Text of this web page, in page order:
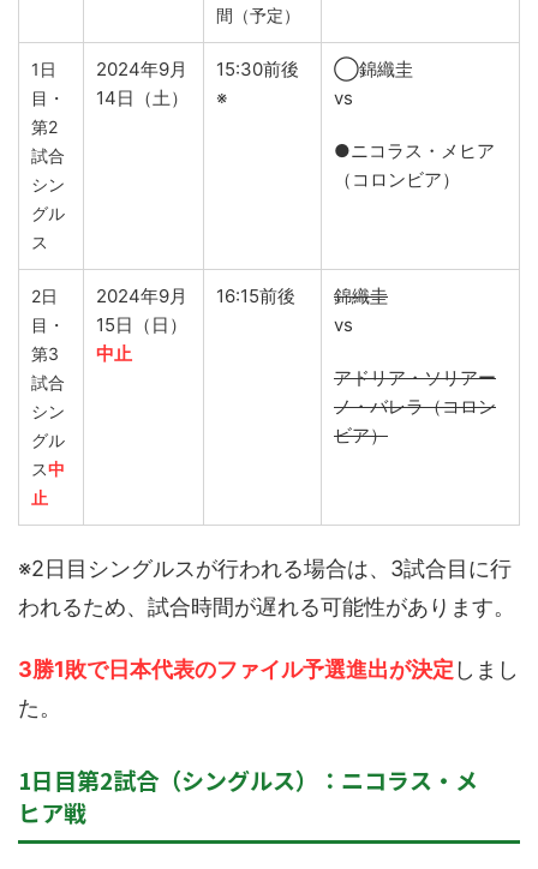
間（予定）
1日
目・
第2
試合
シン
グル
ス
2024年9月
14日（土）
15:30前後
※
◯錦織圭
vs
●ニコラス・メヒア
（コロンビア）
2日
目・
第3
試合
シン
グル
ス中
止
2024年9月
15日（日）
中止
16:15前後
錦織圭
vs
アドリア・ソリアー
ノ・バレラ（コロン
ビア）
※2日目シングルスが行われる場合は、3試合目に行
われるため、試合時間が遅れる可能性があります。
3勝1敗で日本代表のファイル予選進出が決定 しまし
た。
1日目第2試合（シングルス）：ニコラス・メ
ヒア戦